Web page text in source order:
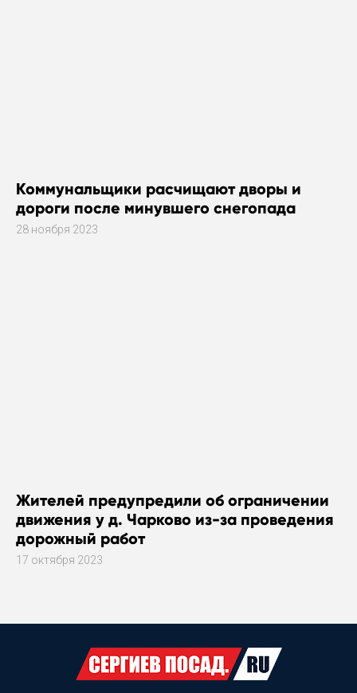
Коммунальщики расчищают дворы и
дороги после минувшего снегопада
28 ноября 2023
Жителей предупредили об ограничении
движения у д. Чарково из-за проведения
дорожный работ
17 октября 2023